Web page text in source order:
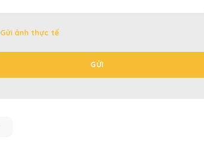
Gửi ảnh thực tế
GỬI